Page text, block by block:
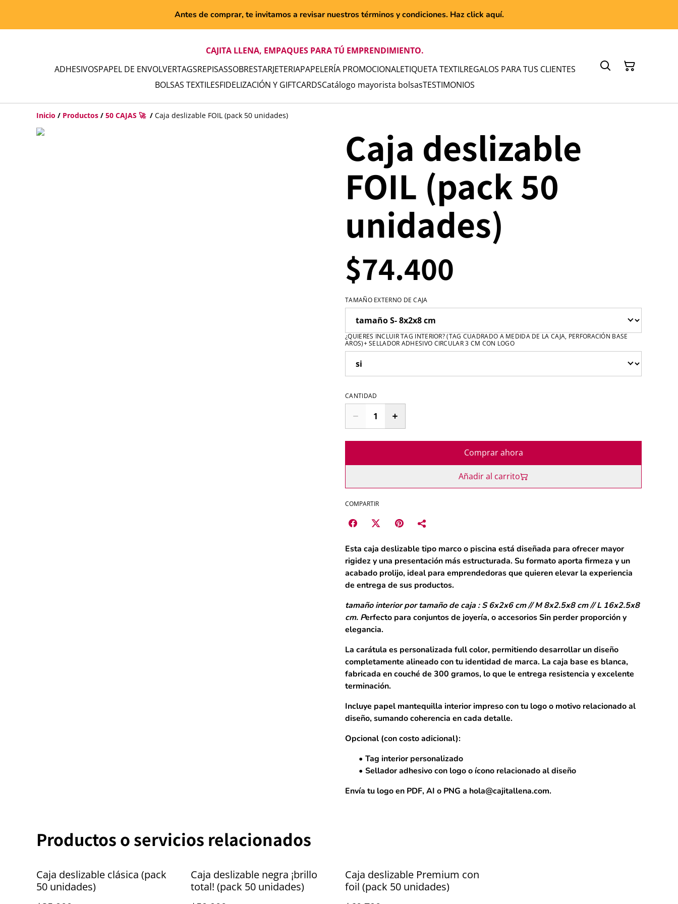
Antes de comprar, te invitamos a revisar nuestros términos y condiciones. Haz click aquí.
CAJITA LLENA, EMPAQUES PARA TÚ EMPRENDIMIENTO.
ADHESIVOSPAPEL DE ENVOLVERTAGSREPISASSOBRESTARJETERIAPAPELERÍA PROMOCIONALETIQUETA TEXTILREGALOS PARA TUS CLIENTES
BOLSAS TEXTILESFIDELIZACIÓN Y GIFTCARDSCatálogo mayorista bolsasTESTIMONIOS
Inicio / Productos / 50 CAJAS 🚀 / Caja deslizable FOIL (pack 50 unidades)
Caja deslizable
FOIL (pack 50
unidades)
$74.400
TAMAÑO EXTERNO DE CAJA
¿QUIERES INCLUIR TAG INTERIOR? (TAG CUADRADO A MEDIDA DE LA CAJA, PERFORACIÓN BASE
AROS)+ SELLADOR ADHESIVO CIRCULAR 3 CM CON LOGO
CANTIDAD
Comprar ahora
Añadir al carrito
COMPARTIR
Esta caja deslizable tipo marco o piscina está diseñada para ofrecer mayor
rigidez y una presentación más estructurada. Su formato aporta firmeza y un
acabado prolijo, ideal para emprendedoras que quieren elevar la experiencia
de entrega de sus productos.
tamaño interior por tamaño de caja : S 6x2x6 cm // M 8x2.5x8 cm // L 16x2.5x8
cm. Perfecto para conjuntos de joyería, o accesorios Sin perder proporción y
elegancia.
La carátula es personalizada full color, permitiendo desarrollar un diseño
completamente alineado con tu identidad de marca. La caja base es blanca,
fabricada encouché de 300 gramos, lo que le entrega resistencia y excelente
terminación.
Incluye papel mantequilla interior impreso con tu logo o motivo relacionado al
diseño, sumando coherencia en cada detalle.
Opcional (con costo adicional):
Tag interior personalizado
Sellador adhesivo con logo o ícono relacionado al diseño
Envía tu logo en PDF, AI o PNG a hola@cajitallena.com.
Productos o servicios relacionados
Caja deslizable clásica (pack
50 unidades)
Caja deslizable negra ¡brillo
total! (pack 50 unidades)
Caja deslizable Premium con
foil (pack 50 unidades)